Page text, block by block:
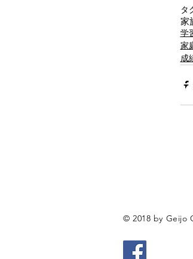
タ
家
学
家
成
芸城
© 2018 by Geijo